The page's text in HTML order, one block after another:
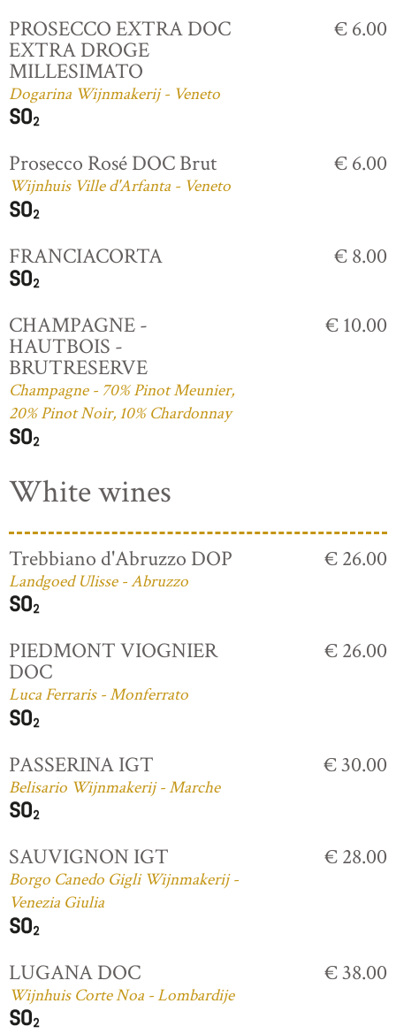
PROSECCO EXTRA DOC
EXTRA DROGE
MILLESIMATO
Dogarina Wijnmakerij - Veneto
€ 6.00
Prosecco Rosé DOC Brut
Wijnhuis Ville d'Arfanta - Veneto
€ 6.00
FRANCIACORTA € 8.00
CHAMPAGNE -
HAUTBOIS -
BRUTRESERVE
Champagne - 70% Pinot Meunier,
20% Pinot Noir, 10% Chardonnay
€ 10.00
White wines
Trebbiano d'Abruzzo DOP
Landgoed Ulisse - Abruzzo
€ 26.00
PIEDMONT VIOGNIER
DOC
Luca Ferraris - Monferrato
€ 26.00
PASSERINA IGT
Belisario Wijnmakerij - Marche
€ 30.00
SAUVIGNON IGT
Borgo Canedo Gigli Wijnmakerij -
Venezia Giulia
€ 28.00
LUGANA DOC
Wijnhuis Corte Noa - Lombardije
€ 38.00